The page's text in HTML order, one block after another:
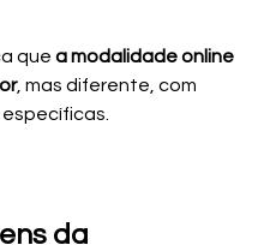
que a modalidade online
, mas diferente, com
da